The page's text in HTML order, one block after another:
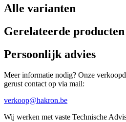
Alle varianten
Gerelateerde producten
Persoonlijk advies
Meer informatie nodig? Onze
gerust contact op via mail:
verkoop@hakron.be
Wij werken met vaste Technische